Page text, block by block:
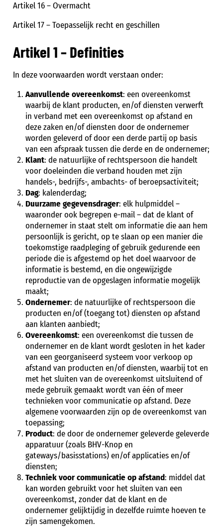
Artikel 16 – Overmacht
Artikel 17 – Toepasselijk recht en geschillen
Artikel 1 – Definities
In deze voorwaarden wordt verstaan onder:
Aanvullende overeenkomst: een overeenkomst
waarbij de klant producten, en/of diensten verwerft
in verband met een overeenkomst op afstand en
deze zaken en/of diensten door de ondernemer
worden geleverd of door een derde partij op basis
van een afspraak tussen die derde en de ondernemer;
Klant: de natuurlijke of rechtspersoon die handelt
voor doeleinden die verband houden met zijn
handels-, bedrijfs-, ambachts- of beroepsactiviteit;
Dag: kalenderdag;
Duurzame gegevensdrager: elk hulpmiddel –
waaronder ook begrepen e-mail – dat de klant of
ondernemer in staat stelt om informatie die aan hem
persoonlijk is gericht, op te slaan op een manier die
toekomstige raadpleging of gebruik gedurende een
periode die is afgestemd op het doel waarvoor de
informatie is bestemd, en die ongewijzigde
reproductie van de opgeslagen informatie mogelijk
maakt;
Ondernemer: de natuurlijke of rechtspersoon die
producten en/of (toegang tot) diensten op afstand
aan klanten aanbiedt;
Overeenkomst: een overeenkomst die tussen de
ondernemer en de klant wordt gesloten in het kader
van een georganiseerd systeem voor verkoop op
afstand van producten en/of diensten, waarbij tot en
met het sluiten van de overeenkomst uitsluitend of
mede gebruik gemaakt wordt van één of meer
technieken voor communicatie op afstand. Deze
algemene voorwaarden zijn op de overeenkomst van
toepassing;
Product: de door de ondernemer geleverde geleverde
apparatuur (zoals BHV-Knop en
gateways/basisstations) en/of applicaties en/of
diensten;
Techniek voor communicatie op afstand: middel dat
kan worden gebruikt voor het sluiten van een
overeenkomst, zonder dat de klant en de
ondernemer gelijktijdig in dezelfde ruimte hoeven te
zijn samengekomen.